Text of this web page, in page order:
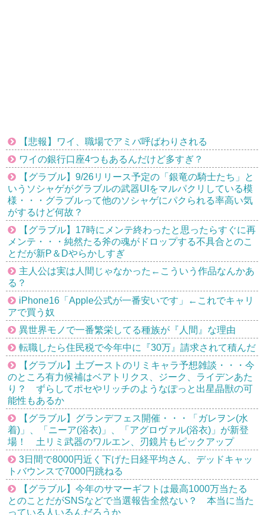
【悲報】ワイ、職場でアミバ呼ばわりされる
ワイの銀行口座4つもあるんだけど多すぎ？
【グラブル】9/26リリース予定の「銀竜の騎士たち」と
いうソシャゲがグラブルの武器UIをマルパクリしている模
様・・・グラブルって他のソシャゲにパクられる率高い気
がするけど何故？
【グラブル】17時にメンテ終わったと思ったらすぐに再
メンテ・・・純然たる斧の魂がドロップする不具合とのこ
とだが新P＆Dやらかしすぎ
主人公は実は人間じゃなかった←こういう作品なんかあ
る？
iPhone16「Apple公式が一番安いです」←これでキャリ
アで買う奴
異世界モノで一番繁栄してる種族が『人間』な理由
転職したら住民税で今年中に『30万』請求されて積んだ
【グラブル】土ブーストのリミキャラ予想雑談・・・今
のところ有力候補はベアトリクス、ジーク、ライデンあた
り？ ずらしてポセやリッチのようなぽっと出星晶獣の可
能性もあるか
【グラブル】グランデフェス開催・・・「ガレヲン(水
着)」、「ニーア(浴衣)」、「アグロヴァル(浴衣)」が新登
場！ 土リミ武器のワルエン、刃鏡片もピックアップ
3日間で8000円近く下げた日経平均さん、デッドキャッ
トバウンスで7000円跳ねる
【グラブル】今年のサマーギフトは最高1000万当たる
とのことだがSNSなどで当選報告全然ない？ 本当に当た
っている人いるんだろうか